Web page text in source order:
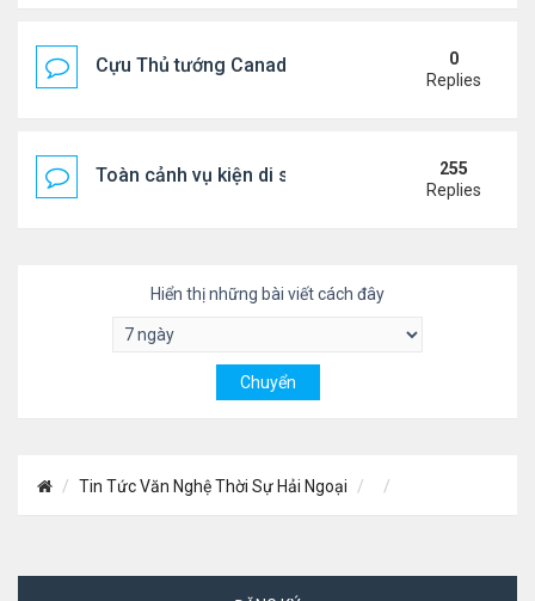
Cựu Thủ tướng Canada đắm đuối khóa môi Katy
0
Replies
Toàn cảnh vụ kiện di sản CNS VŨ LINH
255
Replies
Hiển thị những bài viết cách đây
Tin Tức Văn Nghệ Thời Sự Hải Ngoại